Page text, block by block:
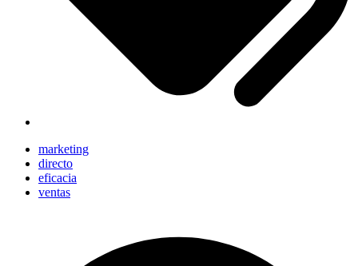
marketing
directo
eficacia
ventas